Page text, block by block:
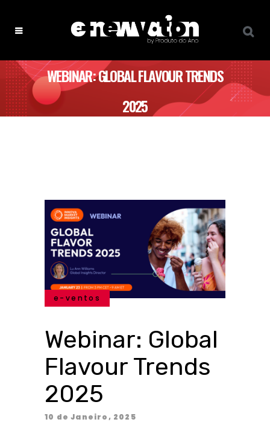
WEBINAR: GLOBAL FLAVOUR TRENDS
2025
e-ventos
Webinar: Global
Flavour Trends
2025
10 de Janeiro, 2025